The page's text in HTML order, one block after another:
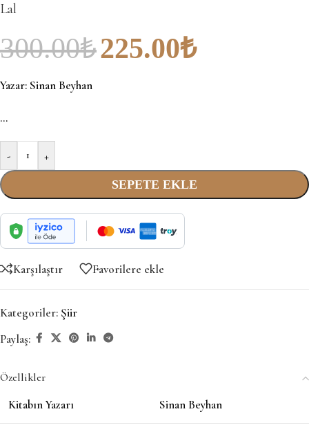
Lal
300.00₺225.00₺
Yazar: Sinan Beyhan
…
- +
SEPETE EKLE
Karşılaştır Favorilere ekle
Kategoriler: Şiir
Paylaş:
Özellikler
Kitabın Yazarı Sinan Beyhan